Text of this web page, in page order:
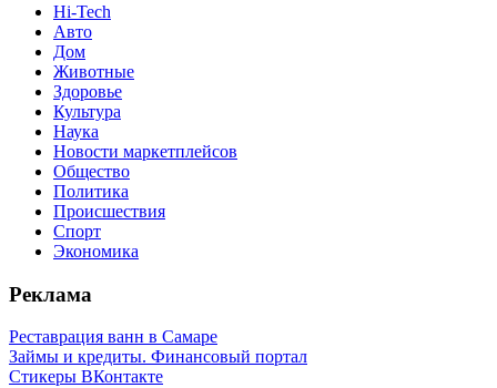
Hi-Tech
Авто
Дом
Животные
Здоровье
Культура
Наука
Новости маркетплейсов
Общество
Политика
Происшествия
Спорт
Экономика
Реклама
Реставрация ванн в Самаре
Займы и кредиты. Финансовый портал
Стикеры ВКонтакте